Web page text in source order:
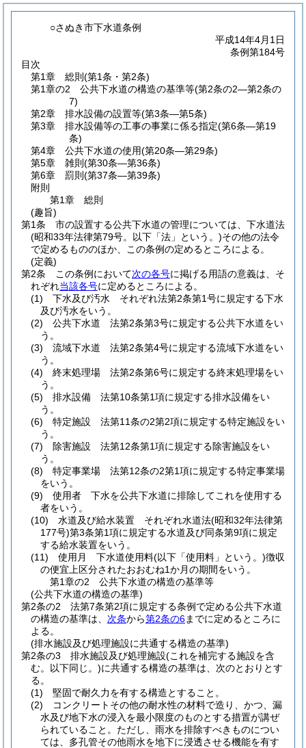
○さぬき市下水道条例
平成14年4月1日
条例第184号
目次
第1章
総則 (第1条・第2条)
第1章の2
公共下水道の構造の基準等(第2条の2―第2条の
7)
第2章
排水設備の設置等(第3条―第5条)
第3章
排水設備等の工事の事業に係る指定(第6条―第19
条)
第4章
公共下水道の使用(第20条―第29条)
第5章
雑則 (第30条―第36条)
第6章
罰則 (第37条―第39条)
附則
第1章
総則
(趣旨)
第1条
市の設置する公共下水道の管理については、下水道法
(昭和33年法律第79号。以下「法」という。)その他の法令
で定めるもののほか、この条例の定めるところによる。
(定義)
第2条
この条例において次の各号に掲げる用語の意義は、そ
れぞれ当該各号に定めるところによる。
(1)
下水及び汚水 それぞれ法第2条第1号に規定する下水
及び汚水をいう。
(2)
公共下水道 法第2条第3号に規定する公共下水道をい
う。
(3)
流域下水道 法第2条第4号に規定する流域下水道をい
う。
(4)
終末処理場 法第2条第6号に規定する終末処理場をい
う。
(5)
排水設備 法第10条第1項に規定する排水設備をい
う。
(6)
特定施設 法第11条の2第2項に規定する特定施設をい
う。
(7)
除害施設 法第12条第1項に規定する除害施設をい
う。
(8)
特定事業場 法第12条の2第1項に規定する特定事業場
をいう。
(9)
使用者 下水を公共下水道に排除してこれを使用する
者をいう。
(10)
水道及び給水装置 それぞれ水道法(昭和32年法律第
177号)第3条第1項に規定する水道及び同条第9項に規定
する給水装置をいう。
(11)
使用月 下水道使用料(以下「使用料」という。)徴収
の便宜上区分されたおおむね1か月の期間をいう。
第1章の2
公共下水道の構造の基準等
(公共下水道の構造の基準)
第2条の2
法第7条第2項に規定する条例で定める公共下水道
の構造の基準は、 次条から第2条の6までに定めるところに
よる。
(排水施設及び処理施設に共通する構造の基準)
第2条の3
排水施設及び処理施設(これを補完する施設を含
む。以下同じ。)に共通する構造の基準は、次のとおりとす
る。
(1)
堅固で耐久力を有する構造とすること。
(2)
コンクリートその他の耐水性の材料で造り、かつ、漏
水及び地下水の浸入を最小限度のものとする措置が講ぜ
られていること。 ただし、雨水を排除すべきものについ
ては、多孔管その他雨水を地下に浸透させる機能を有す